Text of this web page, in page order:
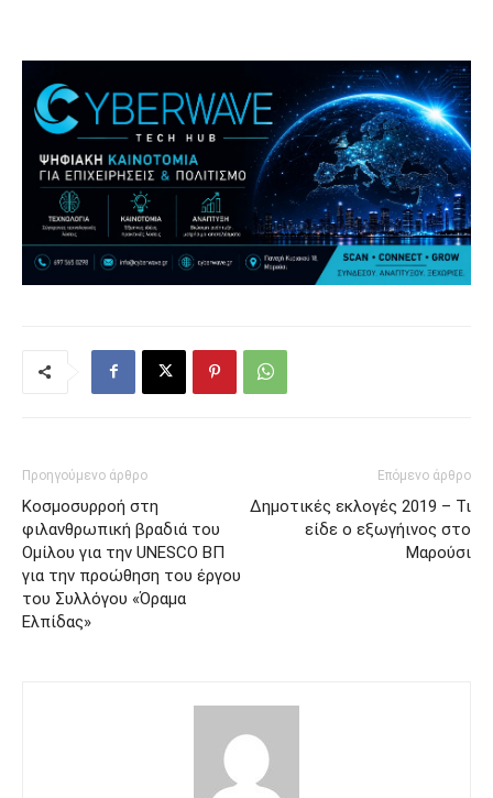
Προηγούμενο άρθρο
Κοσμοσυρροή στη
φιλανθρωπική βραδιά του
Ομίλου για την UNESCO ΒΠ
για την προώθηση του έργου
του Συλλόγου «Όραμα
Ελπίδας»
Επόμενο άρθρο
Δημοτικές εκλογές 2019 – Τι
είδε ο εξωγήινος στο
Μαρούσι